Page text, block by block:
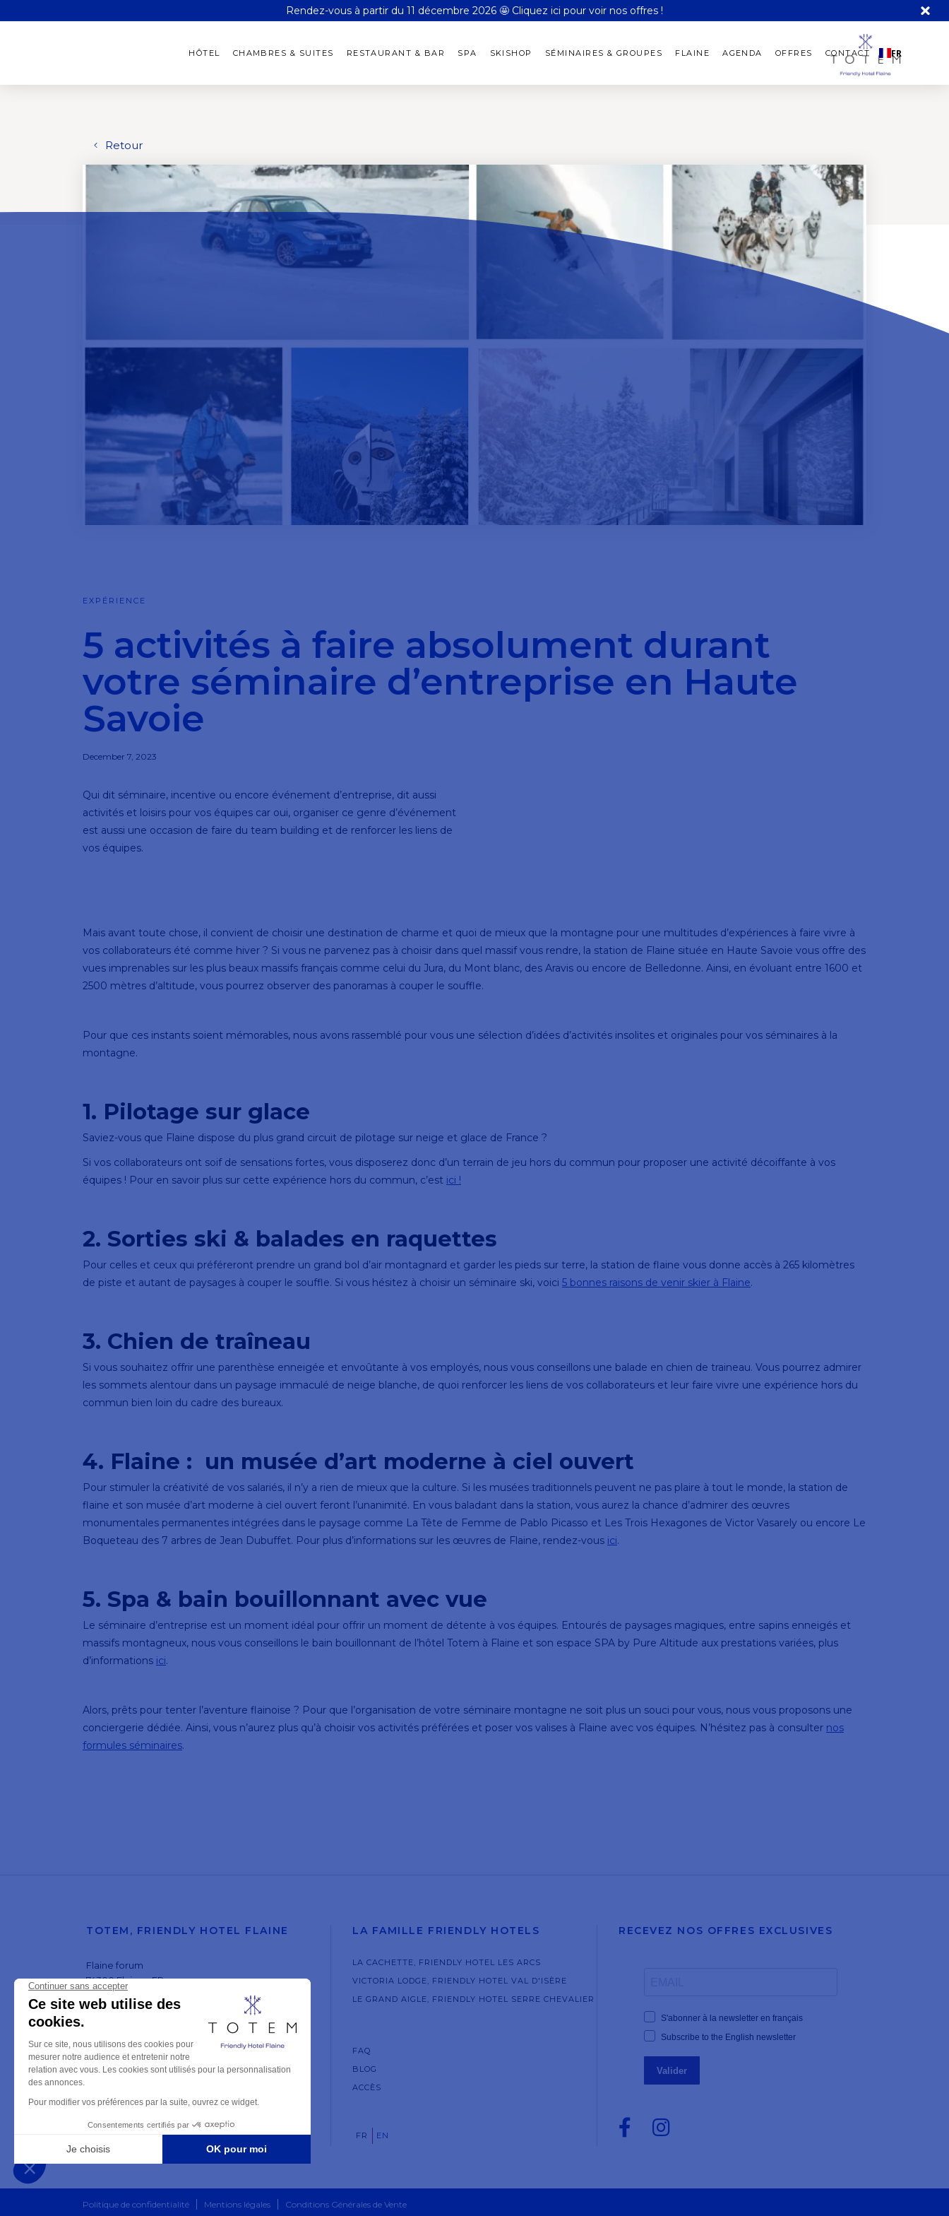
Rendez-vous à partir du 11 décembre 2026 🤩 Cliquez ici pour voir nos offres !
HÔTEL CHAMBRES & SUITES RESTAURANT & BAR SPA SKISHOP SÉMINAIRES & GROUPES FLAINE AGENDA OFFRES CONTACT FR
Retour
EXPÉRIENCE
5 activités à faire absolument durant
votre séminaire d’entreprise en Haute
Savoie
December 7, 2023
Qui dit séminaire, incentive ou encore événement d’entreprise, dit aussi
activités et loisirs pour vos équipes car oui, organiser ce genre d’événement
est aussi une occasion de faire du team building et de renforcer les liens de
vos équipes.
Mais avant toute chose, il convient de choisir une destination de charme et quoi de mieux que la montagne pour une multitudes d’expériences à faire vivre à
vos collaborateurs été comme hiver ? Si vous ne parvenez pas à choisir dans quel massif vous rendre, la station de Flaine située en Haute Savoie vous offre des
vues imprenables sur les plus beaux massifs français comme celui du Jura, du Mont blanc, des Aravis ou encore de Belledonne. Ainsi, en évoluant entre 1600 et
2500 mètres d’altitude, vous pourrez observer des panoramas à couper le souffle.
Pour que ces instants soient mémorables, nous avons rassemblé pour vous une sélection d’idées d’activités insolites et originales pour vos séminaires à la
montagne.
1. Pilotage sur glace
Saviez-vous que Flaine dispose du plus grand circuit de pilotage sur neige et glace de France ?
Si vos collaborateurs ont soif de sensations fortes, vous disposerez donc d’un terrain de jeu hors du commun pour proposer une activité décoiffante à vos
équipes ! Pour en savoir plus sur cette expérience hors du commun, c’est ici !
2. Sorties ski & balades en raquettes
Pour celles et ceux qui préféreront prendre un grand bol d’air montagnard et garder les pieds sur terre, la station de flaine vous donne accès à 265 kilomètres
de piste et autant de paysages à couper le souffle. Si vous hésitez à choisir un séminaire ski, voici 5 bonnes raisons de venir skier à Flaine.
3. Chien de traîneau
Si vous souhaitez offrir une parenthèse enneigée et envoûtante à vos employés, nous vous conseillons une balade en chien de traineau. Vous pourrez admirer
les sommets alentour dans un paysage immaculé de neige blanche, de quoi renforcer les liens de vos collaborateurs et leur faire vivre une expérience hors du
commun bien loin du cadre des bureaux.
4. Flaine : un musée d’art moderne à ciel ouvert
Pour stimuler la créativité de vos salariés, il n’y a rien de mieux que la culture. Si les musées traditionnels peuvent ne pas plaire à tout le monde, la station de
flaine et son musée d’art moderne à ciel ouvert feront l’unanimité. En vous baladant dans la station, vous aurez la chance d’admirer des œuvres
monumentales permanentes intégrées dans le paysage comme La Tête de Femme de Pablo Picasso et Les Trois Hexagones de Victor Vasarely ou encore Le
Boqueteau des 7 arbres de Jean Dubuffet. Pour plus d’informations sur les œuvres de Flaine, rendez-vous ici.
5. Spa & bain bouillonnant avec vue
Le séminaire d’entreprise est un moment idéal pour offrir un moment de détente à vos équipes. Entourés de paysages magiques, entre sapins enneigés et
massifs montagneux, nous vous conseillons le bain bouillonnant de l’hôtel Totem à Flaine et son espace SPA by Pure Altitude aux prestations variées, plus
d’informations ici.
Alors, prêts pour tenter l’aventure flainoise ? Pour que l’organisation de votre séminaire montagne ne soit plus un souci pour vous, nous vous proposons une
conciergerie dédiée. Ainsi, vous n’aurez plus qu’à choisir vos activités préférées et poser vos valises à Flaine avec vos équipes. N’hésitez pas à consulter nos
formules séminaires.
TOTEM, FRIENDLY HOTEL FLAINE
Flaine forum
74300 Flaine - FR
VOIR SUR LA CARTE
Tél :+33 4 30 05 03 40
Mail :reception@totem-flaine.com
Tél :+33 4 30 05 03 59
reservation@totem-flaine.com
RÉSERVER MAINTENANT
LA FAMILLE FRIENDLY HOTELS
LA CACHETTE, FRIENDLY HOTEL LES ARCS
VICTORIA LODGE, FRIENDLY HOTEL VAL D'ISÈRE
LE GRAND AIGLE, FRIENDLY HOTEL SERRE CHEVALIER
FAQ
BLOG
ACCÈS
FR EN
RECEVEZ NOS OFFRES EXCLUSIVES
 
Politique de confidentialité Mentions légales Conditions Générales de Vente